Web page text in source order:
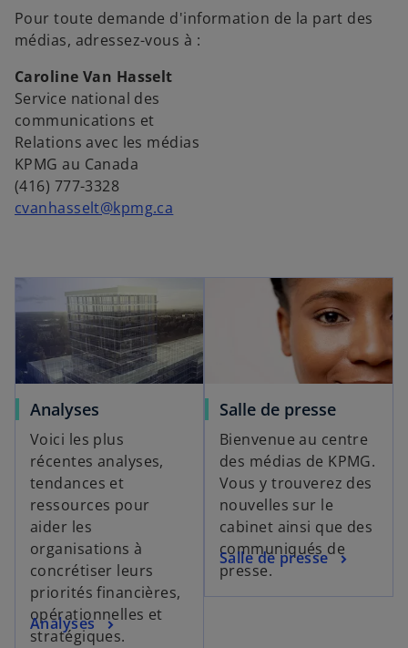
n
g
l
e
t
o
o
u
v
e
n
g
l
e
t
Pour toute demande d'information de la part des
médias, adressez-vous à :
Caroline Van Hasselt
Service national des
communications et
Relations avec les médias
KPMG au Canada
(416) 777-3328
cvanhasselt@kpmg.ca
Analyses
Voici les plus
récentes analyses,
tendances et
ressources pour
aider les
organisations à
concrétiser leurs
priorités financières,
opérationnelles et
stratégiques.
Analyses
Salle de presse
Bienvenue au centre
des médias de KPMG.
Vous y trouverez des
nouvelles sur le
cabinet ainsi que des
communiqués de
presse.
Salle de presse